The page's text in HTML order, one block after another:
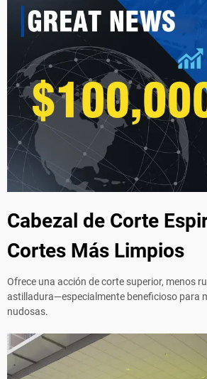
Cabezal de Corte
Cortes Más Limpios
Ofrece una acción de corte superior, menos
astilladura—especialmente beneficioso para
nudosas.